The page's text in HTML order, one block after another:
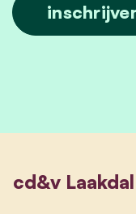
cd&v Laakdal